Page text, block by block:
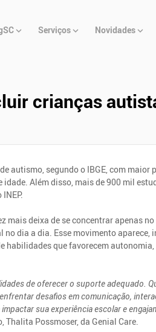
Serviços Novidades
crianças
autismo, segundo o IBGE, com maior
Além disso, mais de 900 mil
mais deixa de se concentrar apenas
dia a dia. Esse movimento aparece,
habilidades que favorecem
de oferecer o suporte adequado.
desafios em comunicação,
sua experiência escolar e
Possmoser, da Genial Care.